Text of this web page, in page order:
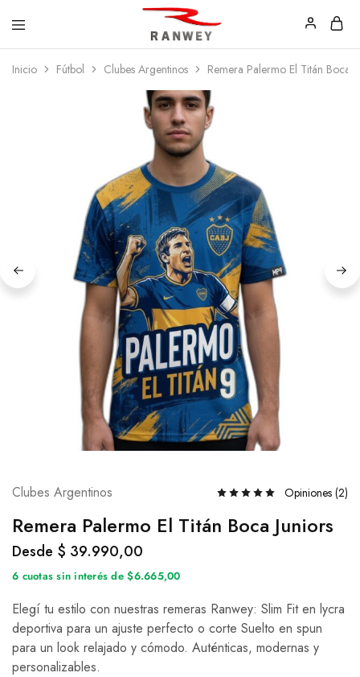
Ranwey
|
Tu
Estilo,
Inicio Fútbol Clubes Argentinos Remera Palermo El Titán Boca
Clubes Argentinos Opiniones (2)
Remera Palermo El Titán Boca Juniors
Desde $ 39.990,00
6 cuotas sin interés de $6.665,00
Elegí tu estilo con nuestras remeras Ranwey: Slim Fit en lycra
deportiva para un ajuste perfecto o corte Suelto en spun
para un look relajado y cómodo. Auténticas, modernas y
personalizables.